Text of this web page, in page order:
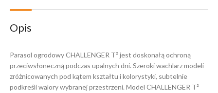
Opis
Parasol ogrodowy CHALLENGER T² jest doskonałą ochroną
przeciwsłoneczną podczas upalnych dni. Szeroki wachlarz modeli
zróżnicowanych pod kątem kształtu i kolorystyki, subtelnie
podkreśli walory wybranej przestrzeni. Model CHALLENGER T²